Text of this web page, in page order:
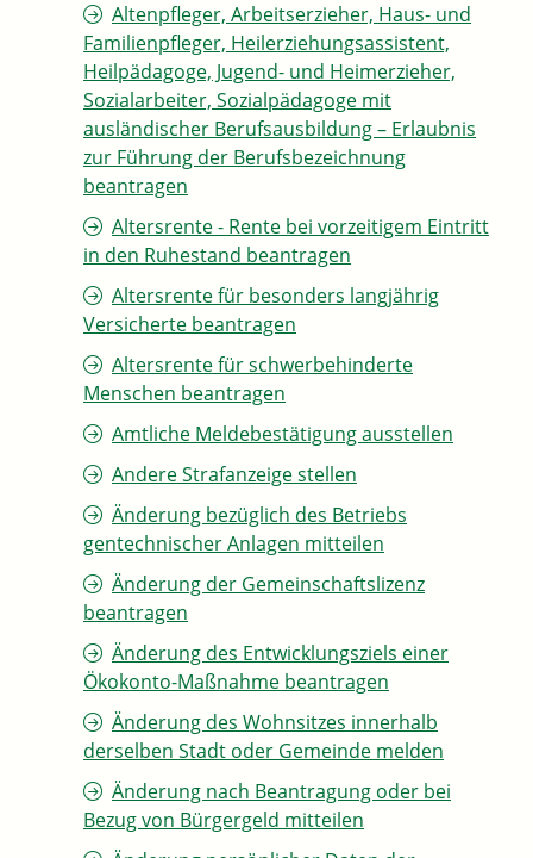
Altenpfleger, Arbeitserzieher, Haus- und
Familienpfleger, Heilerziehungsassistent,
Heilpädagoge, Jugend- und Heimerzieher,
Sozialarbeiter, Sozialpädagoge mit
ausländischer Berufsausbildung – Erlaubnis
zur Führung der Berufsbezeichnung
beantragen
Altersrente - Rente bei vorzeitigem Eintritt
in den Ruhestand beantragen
Altersrente für besonders langjährig
Versicherte beantragen
Altersrente für schwerbehinderte
Menschen beantragen
Amtliche Meldebestätigung ausstellen
Andere Strafanzeige stellen
Änderung bezüglich des Betriebs
gentechnischer Anlagen mitteilen
Änderung der Gemeinschaftslizenz
beantragen
Änderung des Entwicklungsziels einer
Ökokonto-Maßnahme beantragen
Änderung des Wohnsitzes innerhalb
derselben Stadt oder Gemeinde melden
Änderung nach Beantragung oder bei
Bezug von Bürgergeld mitteilen